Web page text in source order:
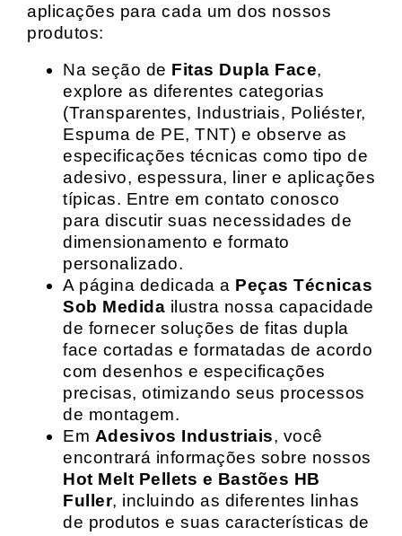
aplicações para cada um dos nossos
produtos:
Na seção de Fitas Dupla Face,
explore as diferentes categorias
(Transparentes, Industriais, Poliéster,
Espuma de PE, TNT) e observe as
especificações técnicas como tipo de
adesivo, espessura, liner e aplicações
típicas. Entre em contato conosco
para discutir suas necessidades de
dimensionamento e formato
personalizado.
A página dedicada a Peças Técnicas
Sob Medida ilustra nossa capacidade
de fornecer soluções de fitas dupla
face cortadas e formatadas de acordo
com desenhos e especificações
precisas, otimizando seus processos
de montagem.
Em Adesivos Industriais, você
encontrará informações sobre nossos
Hot Melt Pellets e Bastões HB
Fuller, incluindo as diferentes linhas
de produtos e suas características de